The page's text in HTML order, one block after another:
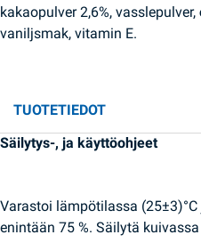
kakaopulver 2,6%, vasslepulver,
vaniljsmak, vitamin E.
TUOTETIEDOT
Säilytys-, ja käyttöohjeet
Varastoi lämpötilassa
enintään 75 %. Säilytä